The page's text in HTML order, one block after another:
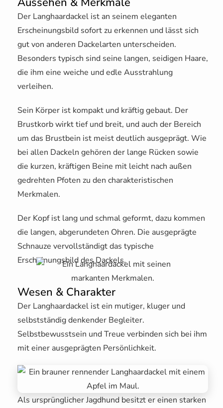
Der Langhaardackel ist an seinem eleganten
Erscheinungsbild sofort zu erkennen und lässt sich
gut von anderen Dackelarten unterscheiden.
Besonders typisch sind seine langen, seidigen Haare,
die ihm eine weiche und edle Ausstrahlung
verleihen.
Sein Körper ist kompakt und kräftig gebaut. Der
Brustkorb wirkt tief und breit, und auch der Bereich
um das Brustbein ist meist deutlich ausgeprägt. Wie
bei allen Dackeln gehören der lange Rücken sowie
die kurzen, kräftigen Beine mit leicht nach außen
gedrehten Pfoten zu den charakteristischen
Merkmalen.
Der Kopf ist lang und schmal geformt, dazu kommen
die langen, abgerundeten Ohren. Die ausgeprägte
Schnauze vervollständigt das typische
Erscheinungsbild des Dackels.
Wesen & Charakter
Der Langhaardackel ist ein mutiger, kluger und
selbstständig denkender Begleiter.
Selbstbewusstsein und Treue verbinden sich bei ihm
mit einer ausgeprägten Persönlichkeit.
Als ursprünglicher Jagdhund besitzt er einen starken